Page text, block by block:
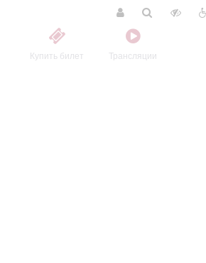
Купить билет Трансляции